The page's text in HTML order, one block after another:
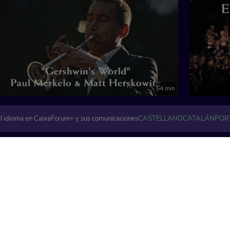
de cámara
54 min
idioma en CaixaForum+ y sus comunicacionesCASTELLANOCATALÁN